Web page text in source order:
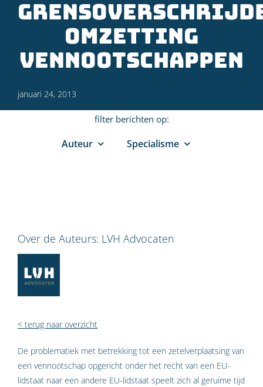
omzetting
vennootschappen
januari 24, 2013
filter berichten op:
Auteur Specialisme
Over de Auteurs: LVH Advocaten
< terug naar overzicht
De problematiek met betrekking tot een zetelverplaatsing van
een vennootschap opgericht onder het recht van een EU-
lidstaat naar een andere EU-lidstaat speelt zich al geruime tijd